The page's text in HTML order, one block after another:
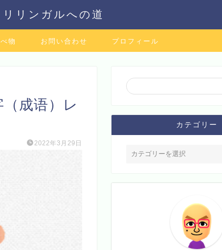
リンガルへの道
物 お問い合わせ プロフィール
成语）レ
2022年3月29日
カテゴリー